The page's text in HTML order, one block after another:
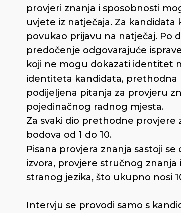
provjeri znanja i sposobnosti
uvjete iz natječaja. Za
povukao prijavu na natječaj. Po
predočenje odgovarajuće
koji ne mogu dokazati identitet
identiteta kandidata, prethodna
podijeljena pitanja za provjeru
pojedinačnog radnog mjesta.
Za svaki dio prethodne provjere
bodova od 1 do 10.
Pisana provjera znanja sastoji
izvora, provjere stručnog
stranog jezika, što ukupno nosi
Intervju se provodi samo s